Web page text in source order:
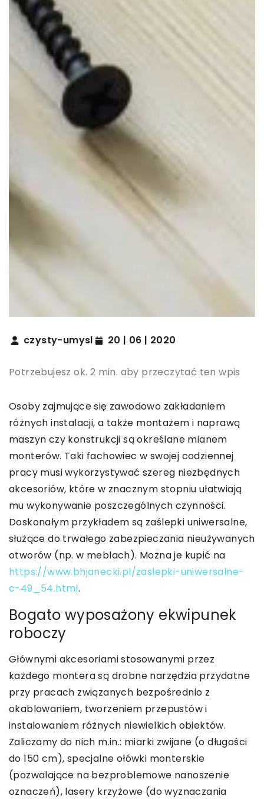
czysty-umysl 20 | 06 | 2020
Potrzebujesz ok. 2 min. aby przeczytać ten wpis
Osoby zajmujące się zawodowo zakładaniem
różnych instalacji, a także montażem i naprawą
maszyn czy konstrukcji są określane mianem
monterów. Taki fachowiec w swojej codziennej
pracy musi wykorzystywać szereg niezbędnych
akcesoriów, które w znacznym stopniu ułatwiają
mu wykonywanie poszczególnych czynności.
Doskonałym przykładem są zaślepki uniwersalne,
służące do trwałego zabezpieczania nieużywanych
otworów (np. w meblach). Można je kupić na
https://www.bhjanecki.pl/zaslepki-uniwersalne-
c-49_54.html.
Bogato wyposażony ekwipunek
roboczy
Głównymi akcesoriami stosowanymi przez
każdego montera są drobne narzędzia przydatne
przy pracach związanych bezpośrednio z
okablowaniem, tworzeniem przepustów i
instalowaniem różnych niewielkich obiektów.
Zaliczamy do nich m.in.: miarki zwijane (o długości
do 150 cm), specjalne ołówki monterskie
(pozwalające na bezproblemowe nanoszenie
oznaczeń), lasery krzyżowe (do wyznaczania